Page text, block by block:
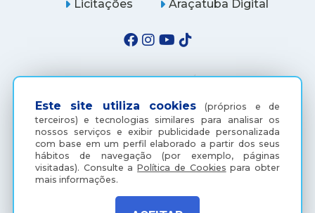
Este site utiliza cookies (próprios e de
terceiros) e tecnologias similares para analisar os
nossos serviços e exibir publicidade personalizada
com base em um perfil elaborado a partir dos seus
hábitos de navegação (por exemplo, páginas
visitadas). Consulte aPolítica de Cookies para obter
mais informações.
Licitações
Araçatuba Digital